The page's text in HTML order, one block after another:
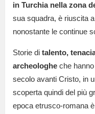
in Turchia nella zona
sua squadra, è riuscita
nonostante le continue
Storie di talento,
archeologhe che
secolo avanti Cristo, in
scoperta quindi del più
epoca etrusco-romana